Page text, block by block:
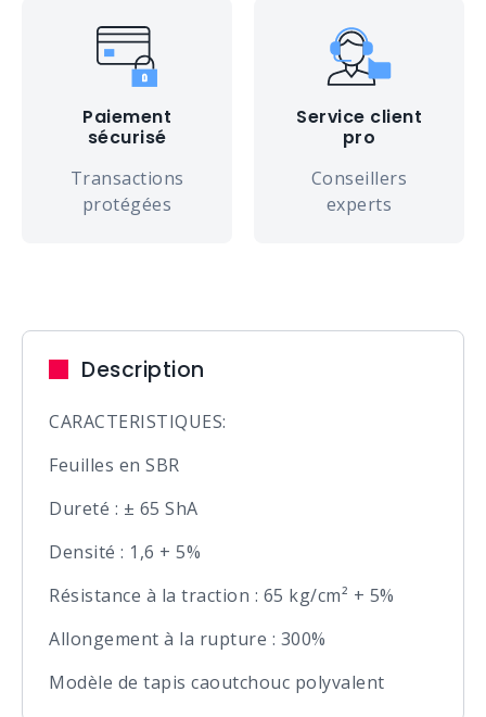
Paiement
sécurisé
Transactions
protégées
Service client
pro
Conseillers
experts
Description
CARACTERISTIQUES:
Feuilles en SBR
Dureté : ± 65 ShA
Densité : 1,6 + 5%
Résistance à la traction : 65 kg/cm² + 5%
Allongement à la rupture : 300%
Modèle de tapis caoutchouc polyvalent